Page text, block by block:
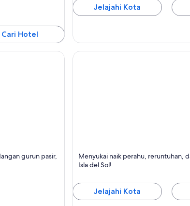
Cari Hotel
Jelajahi Kota
UNESCO
gurun pasir,
Terkenal dengan Kepulauan,
Menyukai naik perahu, reruntuhan,
Isla del Sol!
Jelajahi Kota